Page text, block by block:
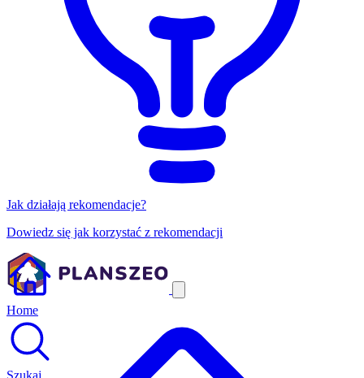
Jak działają rekomendacje?
Dowiedz się jak korzystać z rekomendacji
Home
Szukaj